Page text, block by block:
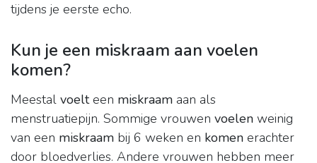
tijdens je eerste echo.
Kun je een miskraam aan voelen
komen?
Meestal voelteen miskraam aan als
menstruatiepijn. Sommige vrouwen voelen weinig
van een miskraam bij 6 weken en komen erachter
door bloedverlies. Andere vrouwen hebben meer